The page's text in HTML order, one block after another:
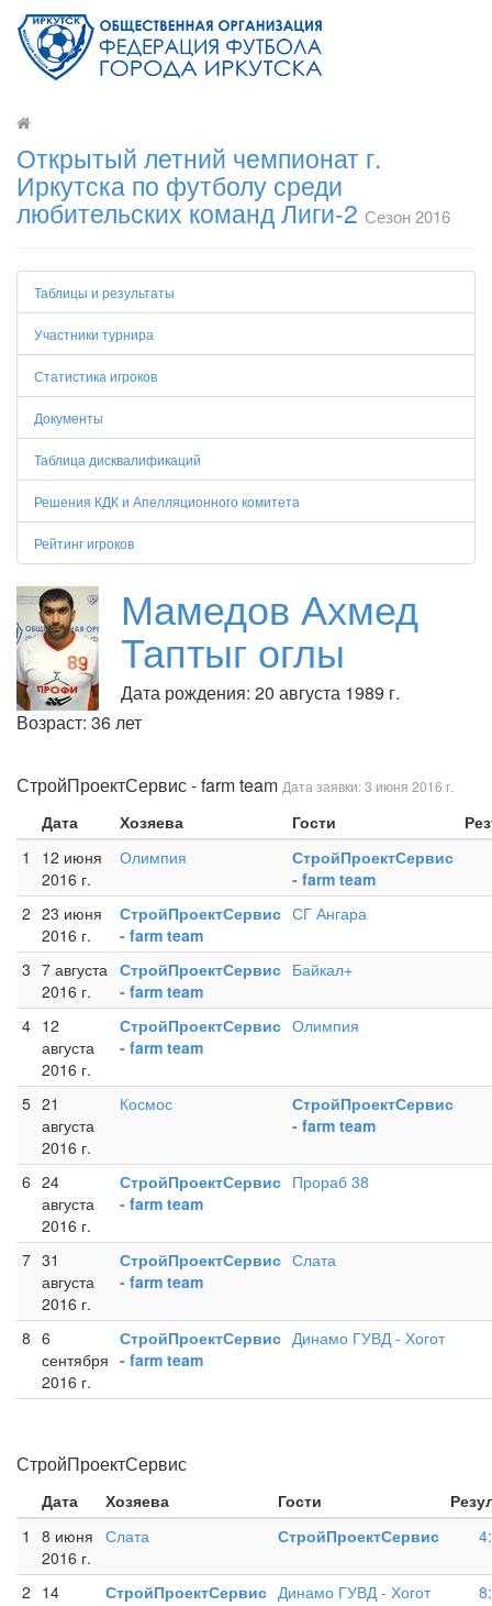
Открытый летний чемпионат г.
Иркутска по футболу среди
любительских команд Лиги-2 Сезон 2016
Таблицы и результаты
Участники турнира
Статистика игроков
Документы
Таблица дисквалификаций
Решения КДК и Апелляционного комитета
Рейтинг игроков
Мамедов Ахмед
Таптыг оглы
Дата рождения: 20 августа 1989 г.
Возраст: 36 лет
СтройПроектСервис - farm team Дата заявки: 3 июня 2016 г.
Дата Хозяева Гости
1
12 июня
2016 г.
Олимпия
СтройПроектСервис
- farm team
2 23 июня
2016 г.
СтройПроектСервис
- farm team
СГ Ангара
3 7 августа
2016 г.
СтройПроектСервис
- farm team
Байкал+
4 12
августа
2016 г.
СтройПроектСервис
- farm team
Олимпия
5 21
августа
2016 г.
Космос
СтройПроектСервис
- farm team
6 24
августа
2016 г.
СтройПроектСервис
- farm team
Прораб 38
7 31
августа
2016 г.
СтройПроектСервис
- farm team
Слата
8 6
сентября
2016 г.
СтройПроектСервис
- farm team
Динамо ГУВД - Хогот
СтройПроектСервис
Дата Хозяева Гости
1
8 июня
2016 г.
Слата СтройПроектСервис
2 14
СтройПроектСервис Динамо ГУВД - Хогот